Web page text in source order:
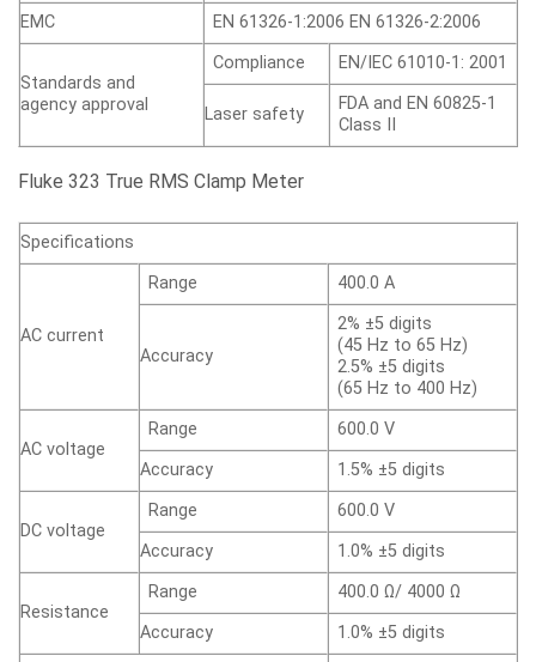
EMC
EN 61326-1:2006 EN 61326-2:2006
Standards and
agency approval
Compliance EN/IEC 61010-1: 2001
Laser safety
FDA and EN 60825-1
Class II
Fluke 323 True RMS Clamp Meter
Specifications
AC current
Range 400.0 A
Accuracy
2% ±5 digits
(45 Hz to 65 Hz)
2.5% ±5 digits
(65 Hz to 400 Hz)
AC voltage
Range
600.0 V
Accuracy
1.5% ±5 digits
DC voltage
Range
600.0 V
Accuracy
1.0% ±5 digits
Resistance
Range
400.0 Ω/ 4000 Ω
Accuracy
1.0% ±5 digits